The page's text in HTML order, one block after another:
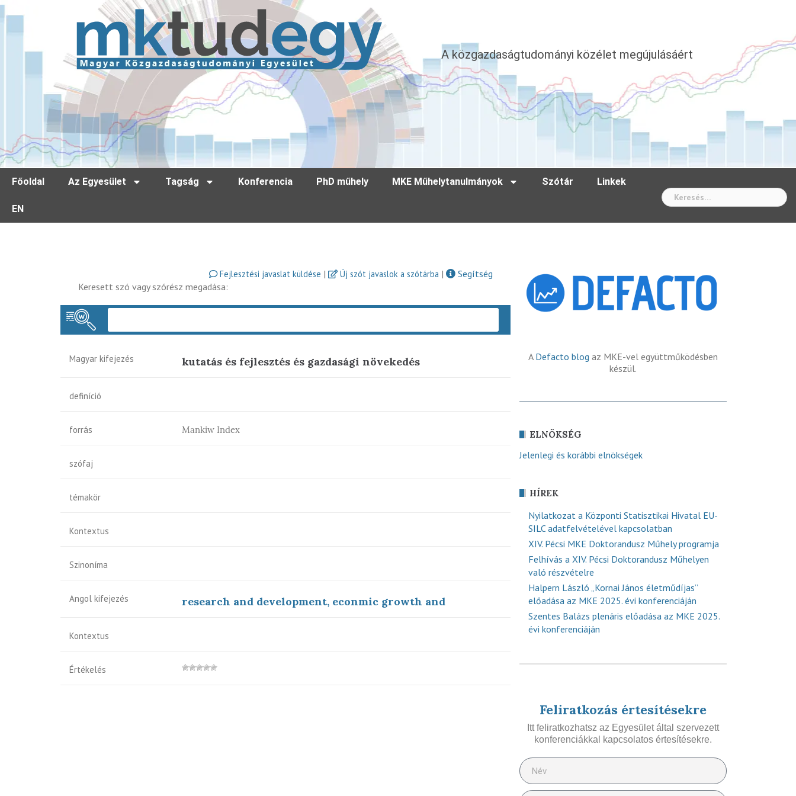
A közgazdaságtudományi közélet megújulásáért
Főoldal Az Egyesület Tagság Konferencia PhD műhely MKE Műhelytanulmányok Szótár Linkek
EN
Fejlesztési javaslat küldése | Új szót javaslok a szótárba |
Segítség
Keresett szó vagy szórész megadása:
Magyar kifejezés kutatás és fejlesztés és gazdasági növekedés
definíció
forrás Mankiw Index
szófaj
témakör
Kontextus
Szinoníma
Angol kifejezés research and development, econmic growth and
Kontextus
Értékelés
A Defacto blog az MKE-vel együttműködésben
készül.
ELNÖKSÉG
Jelenlegi és korábbi elnökségek
HÍREK
Nyilatkozat a Központi Statisztikai Hivatal EU-
SILC adatfelvételével kapcsolatban
XIV. Pécsi MKE Doktorandusz Műhely programja
Felhívás a XIV. Pécsi Doktorandusz Műhelyen
való részvételre
Halpern László „Kornai János életműdíjas”
előadása az MKE 2025. évi konferenciáján
Szentes Balázs plenáris előadása az MKE 2025.
évi konferenciáján
Feliratkozás értesítésekre
Itt feliratkozhatsz az Egyesület által szervezett
konferenciákkal kapcsolatos értesítésekre.